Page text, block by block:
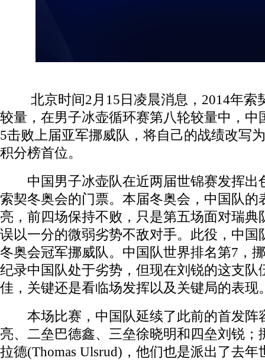
北京时间2月15日凌晨消息，2014年索
较量，在男子冰壶循环赛第八轮较量中，中
5击败上届亚军挪威队，将自己的战绩改写
积分榜首位。
中国男子冰壶队在近两届世锦赛发挥出
索契冬奥会的门票。本届冬奥会，中国队的
亮，前四场保持不败，只是第五场面对瑞典
误以一分的微弱劣势不敌对手。此役，中国
冬奥会冠军挪威队。中国队世界排名第7，
纪录中国队处于劣势，但现在刘锐的这支队
佳，关键还是看临场发挥以及关键局的表现
本场比赛，中国队延续了此前的首发阵
亮、二垒巴德鑫、三垒徐晓明和四垒刘锐；
拉德(Thomas Ulsrud)，他们也是派出了去